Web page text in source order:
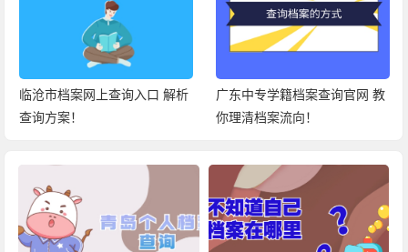
临沧市档案网上查询入口 解析
查询方案！
广东中专学籍档案查询官网 教
你理清档案流向！